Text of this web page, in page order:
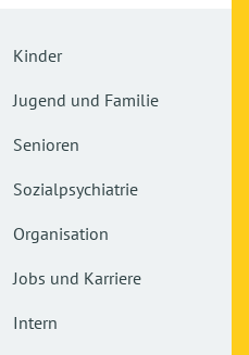
Kinder
Jugend und Familie
Senioren
Sozialpsychiatrie
Organisation
Jobs und Karriere
Intern